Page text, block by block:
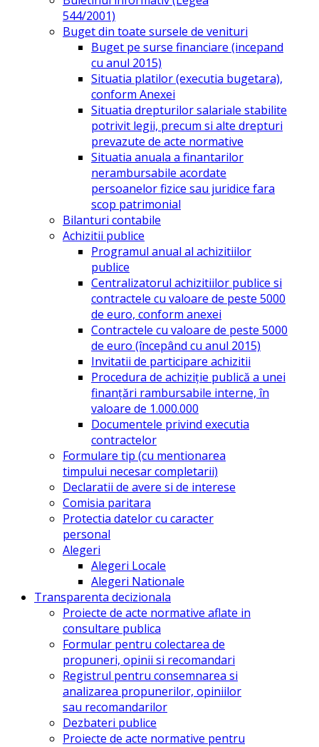
544/2001)
Buget din toate sursele de venituri
Buget pe surse financiare (incepand
cu anul 2015)
Situatia platilor (executia bugetara),
conform Anexei
Situatia drepturilor salariale stabilite
potrivit legii, precum si alte drepturi
prevazute de acte normative
Situatia anuala a finantarilor
nerambursabile acordate
persoanelor fizice sau juridice fara
scop patrimonial
Bilanturi contabile
Achizitii publice
Programul anual al achizitiilor
publice
Centralizatorul achizitiilor publice si
contractele cu valoare de peste 5000
de euro, conform anexei
Contractele cu valoare de peste 5000
de euro (începând cu anul 2015)
Invitatii de participare achizitii
Procedura de achiziție publică a unei
finanțări rambursabile interne, în
valoare de 1.000.000
Documentele privind executia
contractelor
Formulare tip (cu mentionarea
timpului necesar completarii)
Declaratii de avere si de interese
Comisia paritara
Protectia datelor cu caracter
personal
Alegeri
Alegeri Locale
Alegeri Nationale
Transparenta decizionala
Proiecte de acte normative aflate in
consultare publica
Formular pentru colectarea de
propuneri, opinii si recomandari
Registrul pentru consemnarea si
analizarea propunerilor, opiniilor
sau recomandarilor
Dezbateri publice
Proiecte de acte normative pentru